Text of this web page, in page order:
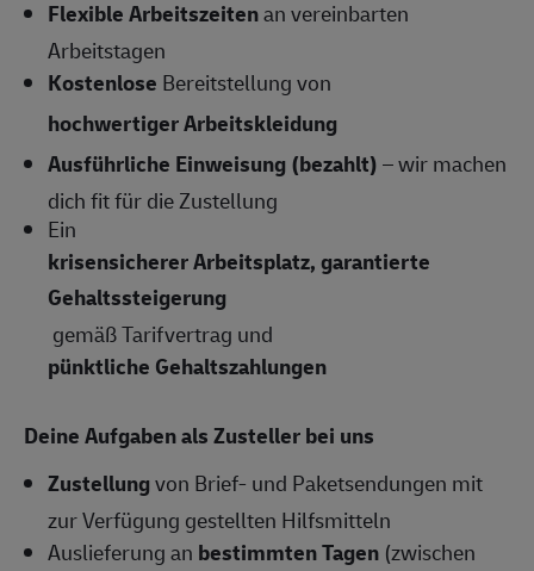
Flexible Arbeitszeitenan vereinbarten
Arbeitstagen
Kostenlose Bereitstellung von
hochwertiger Arbeitskleidung
Ausführliche Einweisung (bezahlt)– wir machen
dich fit für die Zustellung
Ein
krisensicherer Arbeitsplatz, garantierte
Gehaltssteigerung
gemäß Tarifvertrag und
pünktliche Gehaltszahlungen
Deine Aufgaben als Zusteller bei uns
Zustellungvon Brief- und Paketsendungen mit
zur Verfügung gestellten Hilfsmitteln
Auslieferung an bestimmten Tagen (zwischen